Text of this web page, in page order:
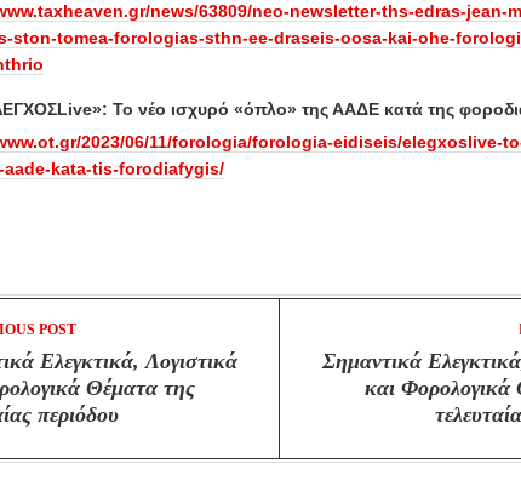
news/63809/neo-newsletter-ths-edras-jean-
ston-tomea-forologias-sthn-ee-draseis-oosa-kai-ohe-
Το νέο ισχυρό «όπλο» της ΑΑΔΕ κατά της
2023/06/11/forologia/forologia-eidiseis/elegxoslive-
kata-tis-forodiafygis/
POST
Ελεγκτικά, Λογιστικά
Θέματα της
περιόδου
Σημαντικά
και Φορολογικά